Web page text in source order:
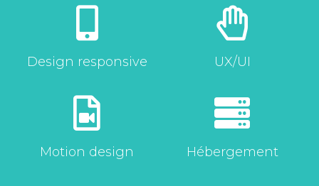
Design responsive UX/UI
Motion design Hébergement